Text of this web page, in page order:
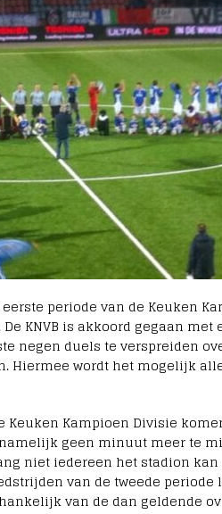
periode van de Keuken
KNVB is akkoord gegaan met
negen duels te verspreiden
Hiermee wordt het mogelijk
Keuken Kampioen Divisie
geen minuut meer te
niet iedereen het stadion kan
van de tweede periode
van de dan geldende